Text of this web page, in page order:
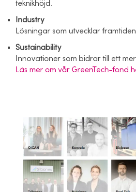
teknikhöjd.
Industry
Lösningar som utvecklar
Sustainability
Innovationer som bidrar till ett
Läs mer om vår GreenTech-fond